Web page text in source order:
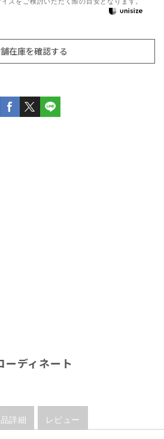
ーディネート
詳細 レビュー